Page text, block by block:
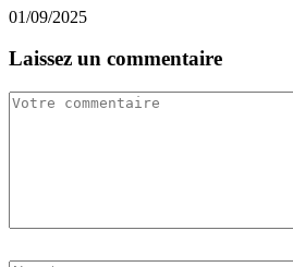
01/09/2025
Laissez un commentaire